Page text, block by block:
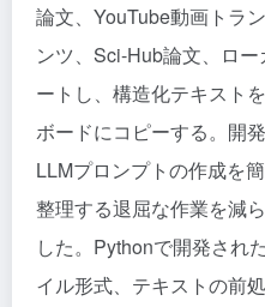
論文、YouTube動画トラ
ンツ、Sci-Hub論文、ロ
ートし、構造化テキスト
ボードにコピーする。開
LLMプロンプトの作成を
整理する退屈な作業を減
した。Pythonで開発され
イル形式、テキストの前